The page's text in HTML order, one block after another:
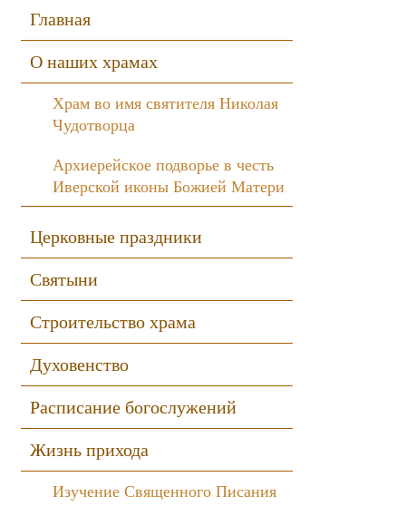
Sidebar
Главная
О наших храмах
Храм во имя святителя Николая
Чудотворца
Архиерейское подворье в честь
Иверской иконы Божией Матери
Церковные праздники
Святыни
Строительство храма
Духовенство
Расписание богослужений
Жизнь прихода
Изучение Священного Писания